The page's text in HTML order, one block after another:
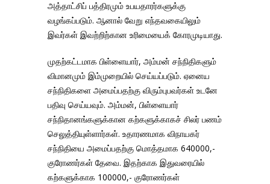
அத்தாட்சிப் பத்திரமும் உபயதாரர்களுக்கு
வழங்கப்படும். ஆனால் வேறு எந்தவகையிலும்
இவர்கள் இவற்றிற்கான உரிமையைக் கோரமுடியாது.
முதற்கட்டமாக பிள்ளையார், அம்மன் சந்நிதிகளும்
விமானமும் இம்முறையில் செய்யப்படும். ஏனைய
சந்நிதிகளை அமைப்பதற்கு விரும்புபவர்கள் உடனே
பதிவு செய்யவும். அம்மன், பிள்ளையார்
சந்நிதானங்களுக்கான கற்களுக்காகச் சிலர் பணம்
செலுத்தியுள்ளார்கள். உதாரணமாக விநாயகர்
சந்நிதியை அமைப்பதற்கு மொத்தமாக 640000,-
குரோணர்கள் தேவை. இதற்காக இதுவரையில்
கற்களுக்காக 100000,- குரோணர்கள்